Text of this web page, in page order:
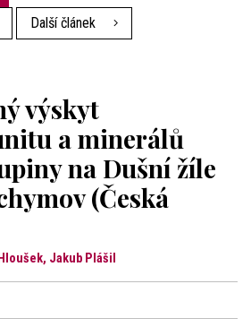
Další článek
výskyt
a minerálů
na Dušní žíle
(Česká
Jakub Plášil